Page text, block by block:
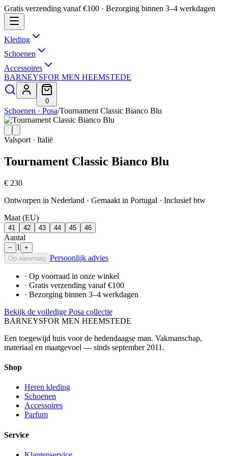
Gratis verzending vanaf €100 · Bezorging binnen 3–4 werkdagen
Kleding
Schoenen
Accessoires
BARNEYSFOR MEN HEEMSTEDE
0
Schoenen · Posa/Tournament Classic Bianco Blu
Valsport · Italië
Tournament Classic Bianco Blu
€ 230
Ontworpen in Nederland · Gemaakt in Portugal · Inclusief btw
Maat (EU)
41 42 43 44 45 46
Aantal
− 1
+
Op aanvraag Persoonlijk advies
· Op voorraad in onze winkel
· Gratis verzending vanaf €100
· Bezorging binnen 3–4 werkdagen
Bekijk de volledige Posa collectie
BARNEYSFOR MEN HEEMSTEDE
Een toegewijd huis voor de hedendaagse man. Vakmanschap,
materiaal en maatgevoel — sinds september 2011.
Shop
Heren kleding
Schoenen
Accessoires
Parfum
Service